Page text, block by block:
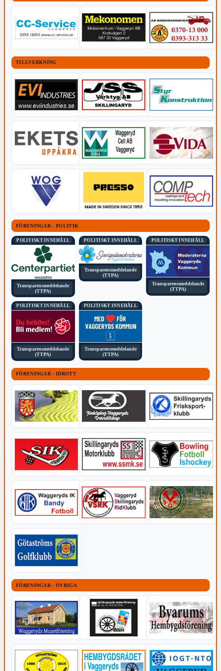
TILLVERKNING
FÖRENINGAR - POLITIK
POLITISKT INNEHÅLL
Transparensmeddelande
(TTPA)
POLITISKT INNEHÅLL
Transparensmeddelande
(TTPA)
POLITISKT INNEHÅLL
Transparensmeddelande
(TTPA)
POLITISKT INNEHÅLL
Transparensmeddelande
(TTPA)
POLITISKT INNEHÅLL
Transparensmeddelande
(TTPA)
FÖRENINGAR - IDROTT
FÖRENINGAR - ÖVRIGA